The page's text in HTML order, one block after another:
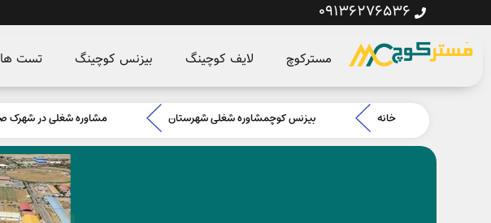
09136276536
مسترکوچ لایف کوچینگ بیزنس کوچینگ تست
خانه بیزنس کوچمشاوره شغلی شهرستان مشاوره شغلی در شهرک